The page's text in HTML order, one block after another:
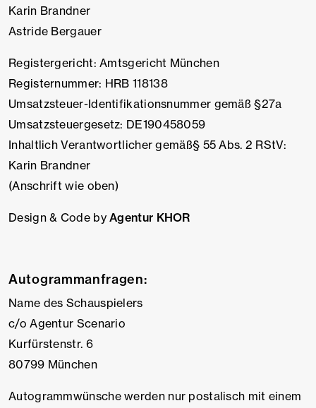
Karin Brandner
Astride Bergauer
Registergericht: Amtsgericht München
Registernummer: HRB 118138
Umsatzsteuer-Identifikationsnummer gemäß §27a
Umsatzsteuergesetz: DE190458059
Inhaltlich Verantwortlicher gemäß§ 55 Abs. 2 RStV:
Karin Brandner
(Anschrift wie oben)
Design & Code byAgentur KHOR
Autogrammanfragen:
Name des Schauspielers
c/o Agentur Scenario
Kurfürstenstr. 6
80799 München
Autogrammwünsche werden nur postalisch mit einem